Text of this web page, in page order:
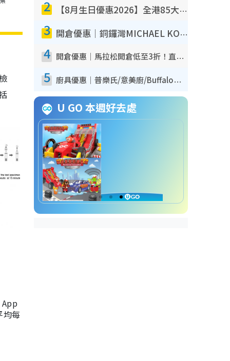
均每
2 【8月生日優惠2026】全港85大食買玩著數攻略 自助餐/火鍋放題同行免費＋誠品/DONKI送現金券
3 開倉優惠｜銅鑼灣MICHAEL KORS開倉低至17折！直擊$500起買手袋/銀包/鞋款 必買經典Jet Set系列
4 開倉優惠｜馬拉松開倉低至3折！直擊$99起買adidas／New Balance／Puma鞋款 STANLEY保溫杯劈價至$119起
5 廚具優惠｜普樂氏/意美廚/Buffalo廚具低至3折！$89起買煎鍋／炒鑊／個人鍋 同場小家電激減至$99起
U GO 本週好去處